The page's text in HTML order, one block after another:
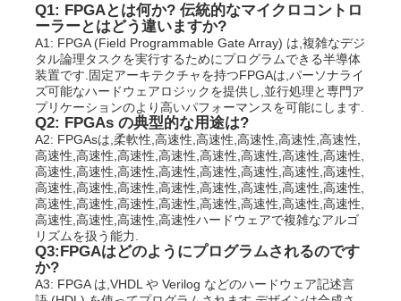
Q1: FPGAとは何か? 伝統的なマイクロコントロ
ーラーとはどう違いますか?
A1: FPGA (Field Programmable Gate Array) は,複雑なデジ
タル論理タスクを実行するためにプログラムできる半導体
装置です.固定アーキテクチャを持つFPGAは,パーソナライ
ズ可能なハードウェアロジックを提供し,並行処理と専門ア
プリケーションのより高いパフォーマンスを可能にします.
Q2: FPGAs の典型的な用途は?
A2: FPGAsは,柔軟性,高速性,高速性,高速性,高速性,高速性,
高速性,高速性,高速性,高速性,高速性,高速性,高速性,高速性,
高速性,高速性,高速性,高速性,高速性,高速性,高速性,高速性,
高速性,高速性,高速性,高速性,高速性,高速性,高速性,高速性,
高速性,高速性,高速性,高速性,高速性,高速性,高速性,高速性,
高速性,高速性,高速性,高速性ハードウェアで複雑なアルゴ
リズムを扱う能力.
Q3:FPGAはどのようにプログラムされるのです
か?
A3: FPGA は,VHDL や Verilog などのハードウェア記述言